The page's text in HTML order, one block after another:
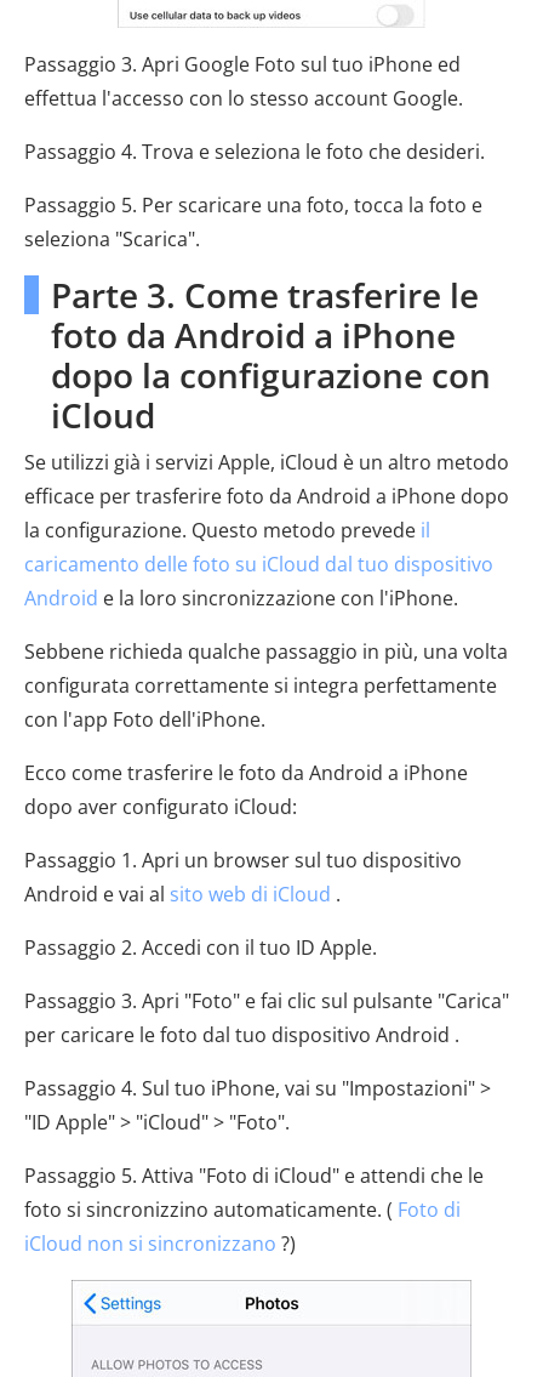
Passaggio 3. Apri Google Foto sul tuo iPhone ed
effettua l'accesso con lo stesso account Google.
Passaggio 4. Trova e seleziona le foto che desideri.
Passaggio 5. Per scaricare una foto, tocca la foto e
seleziona "Scarica".
Parte 3. Come trasferire le
foto da Android a iPhone
dopo la configurazione con
iCloud
Se utilizzi già i servizi Apple, iCloud è un altro metodo
efficace per trasferire foto da Android a iPhone dopo
la configurazione. Questo metodo prevede il
caricamento delle foto su iCloud dal tuo dispositivo
Android e la loro sincronizzazione con l'iPhone.
Sebbene richieda qualche passaggio in più, una volta
configurata correttamente si integra perfettamente
con l'app Foto dell'iPhone.
Ecco come trasferire le foto da Android a iPhone
dopo aver configurato iCloud:
Passaggio 1. Apri un browser sul tuo dispositivo
Android e vai al sito web di iCloud .
Passaggio 2. Accedi con il tuo ID Apple.
Passaggio 3. Apri "Foto" e fai clic sul pulsante "Carica" ​​
per caricare le foto dal tuo dispositivo Android .
Passaggio 4. Sul tuo iPhone, vai su "Impostazioni" >
"ID Apple" > "iCloud" > "Foto".
Passaggio 5. Attiva "Foto di iCloud" e attendi che le
foto si sincronizzino automaticamente. ( Foto di
iCloud non si sincronizzano ?)